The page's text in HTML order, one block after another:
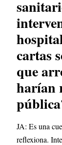
cartas
que
harían
JA: Es una
reflexiona.